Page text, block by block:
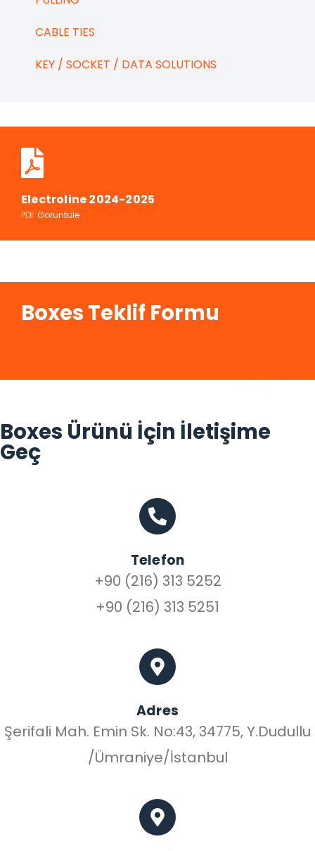
CABLE TIES
KEY / SOCKET / DATA SOLUTIONS
Electroline 2024-2025
PDF Görüntüle
Boxes Teklif Formu
Boxes Ürünü İçin İletişime
Geç
Telefon
+90 (216) 313 5252
+90 (216) 313 5251
Adres
Şerifali Mah. Emin Sk. No:43, 34775, Y.Dudullu
/Ümraniye/İstanbul